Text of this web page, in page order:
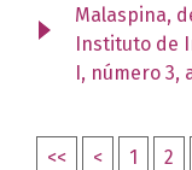
Malaspina,
Instituto de
I, número 3,
<< < 1 2